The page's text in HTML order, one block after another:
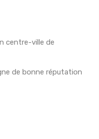
centre-ville de
de bonne réputation